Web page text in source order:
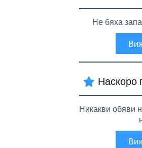
Не бяха
Наскоро
Никакви обяви